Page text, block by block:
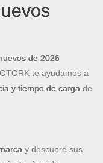
de 2026
te ayudamos a
y tiempo de carga de
y descubre sus